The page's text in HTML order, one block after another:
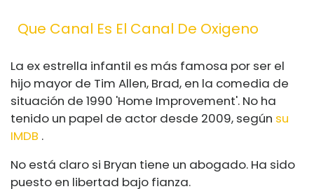
Que Canal Es El Canal De Oxigeno
La ex estrella infantil es más famosa por ser el
hijo mayor de Tim Allen, Brad, en la comedia de
situación de 1990 'Home Improvement'. No ha
tenido un papel de actor desde 2009, según su
IMDB .
No está claro si Bryan tiene un abogado. Ha sido
puesto en libertad bajo fianza.